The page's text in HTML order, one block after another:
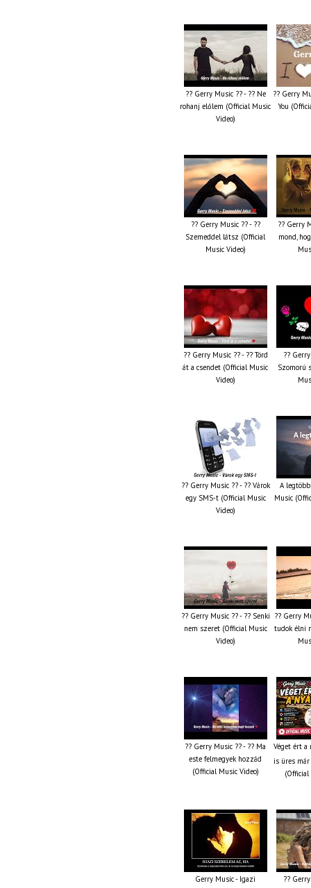
?? Gerry Music ?? - ?? Ne
rohanj előlem (Official Music
Video)
?? Gerry
You
?? Gerry Music ?? - ??
Szemeddel látsz (Official
Music Video)
?? Gerry
mond,
?? Gerry Music ?? - ?? Törd
át a csendet (Official Music
Video)
??
Szomorú
?? Gerry Music ?? - ?? Várok
egy SMS-t (Official Music
Video)
A
Music
?? Gerry Music ?? - ?? Senki
nem szeret (Official Music
Video)
?? Gerry
tudok élni
?? Gerry Music ?? - ?? Ma
este felmegyek hozzád
(Official Music Video)
Véget ért
is üres
(Official
Gerry Music - Igazi
??